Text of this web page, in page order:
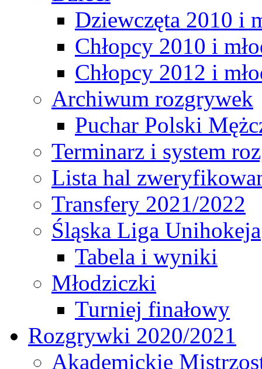
Dziewczęta 2010 i
Chłopcy 2010 i
Chłopcy 2012 i
Archiwum rozgrywek
Puchar Polski
Terminarz i system
Lista hal
Transfery 2021/2022
Śląska Liga Unihokeja
Tabela i wyniki
Młodziczki
Turniej finałowy
Rozgrywki 2020/2021
Akademickie